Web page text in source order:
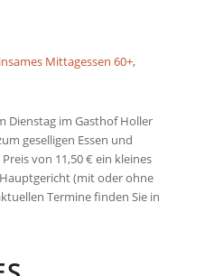
Mittagessen 60+,
Dienstag im Gasthof Holler
geselligen Essen und
von 11,50 € ein kleines
(mit oder ohne
Termine finden Sie in